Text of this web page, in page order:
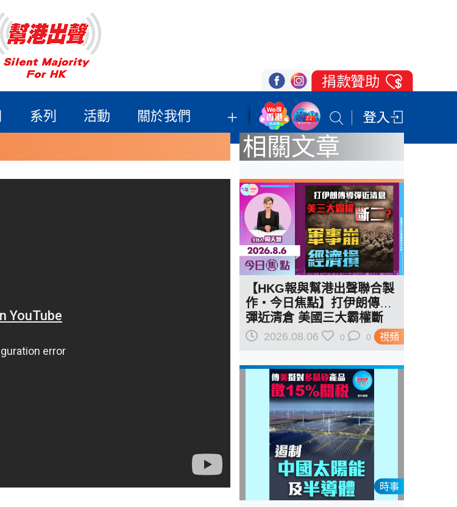
系列 活動 關於我們 我們的立場 登記支持 聯絡我們
相關文章
視頻
【HKG報與幫港出聲聯合製
作‧今日焦點】打伊朗傳導
彈近清倉 美國三大霸權斷
二？軍事崩 經濟損
2026.08.06 0 0
時事